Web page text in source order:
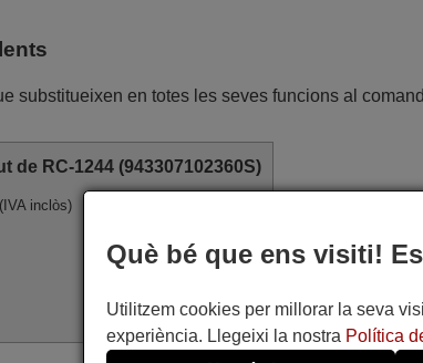
substitueixen en totes les seves funcions al
de RC-1244 (943307102360S)
(IVA inclòs)
Què bé que ens visiti!
Utilitzem cookies per millorar la seva
experiència. Llegeixi la nostra Política